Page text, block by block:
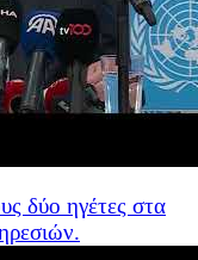
δύο ηγέτες στα